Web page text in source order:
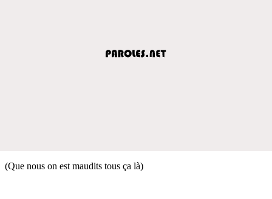
(Que nous on est maudits tous ça là)